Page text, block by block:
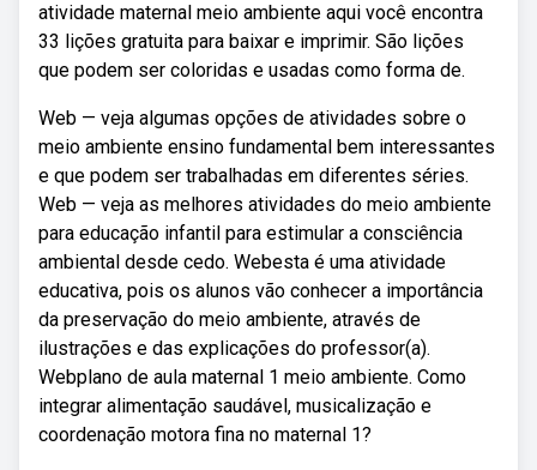
atividade maternal meio ambiente aqui você encontra
33 lições gratuita para baixar e imprimir. São lições
que podem ser coloridas e usadas como forma de.
Web — veja algumas opções de atividades sobre o
meio ambiente ensino fundamental bem interessantes
e que podem ser trabalhadas em diferentes séries.
Web — veja as melhores atividades do meio ambiente
para educação infantil para estimular a consciência
ambiental desde cedo. Webesta é uma atividade
educativa, pois os alunos vão conhecer a importância
da preservação do meio ambiente, através de
ilustrações e das explicações do professor(a).
Webplano de aula maternal 1 meio ambiente. Como
integrar alimentação saudável, musicalização e
coordenação motora fina no maternal 1?